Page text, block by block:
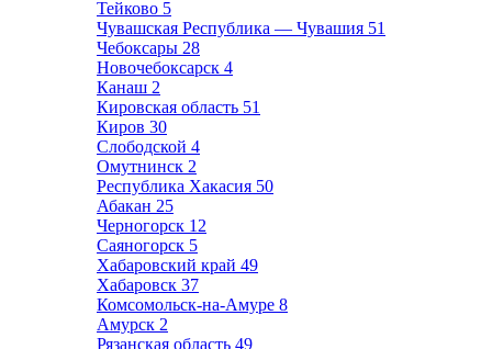
Тейково 5
Чувашская Республика — Чувашия 51
Чебоксары 28
Новочебоксарск 4
Канаш 2
Кировская область 51
Киров 30
Слободской 4
Омутнинск 2
Республика Хакасия 50
Абакан 25
Черногорск 12
Саяногорск 5
Хабаровский край 49
Хабаровск 37
Комсомольск-на-Амуре 8
Амурск 2
Рязанская область 49